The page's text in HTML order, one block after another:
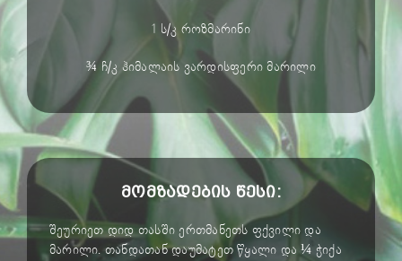
1 ს/კ როზმარინი
¾ ჩ/კ ჰიმალაის ვარდისფერი მარილი
მომზადების წესი:
შეურიეთ დიდ თასში ერთმანეთს ფქვილი და
მარილი. თანდათან დაუმატეთ წყალი და ¼ ჭიქა